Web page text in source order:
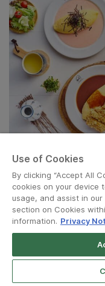
ขอบ
14. OMU
ร้านอาหารญี่ปุ่นที่เชี่ยวช
ญี่ปุ่นแท้ที่อร่อยและอิ่มอร่
ครอบครัวที่รักอาหารญี่
Use of Cookies
By clicking “Accept All
cookies on your device
usage, and assist in
section on Cookies
information. Privacy